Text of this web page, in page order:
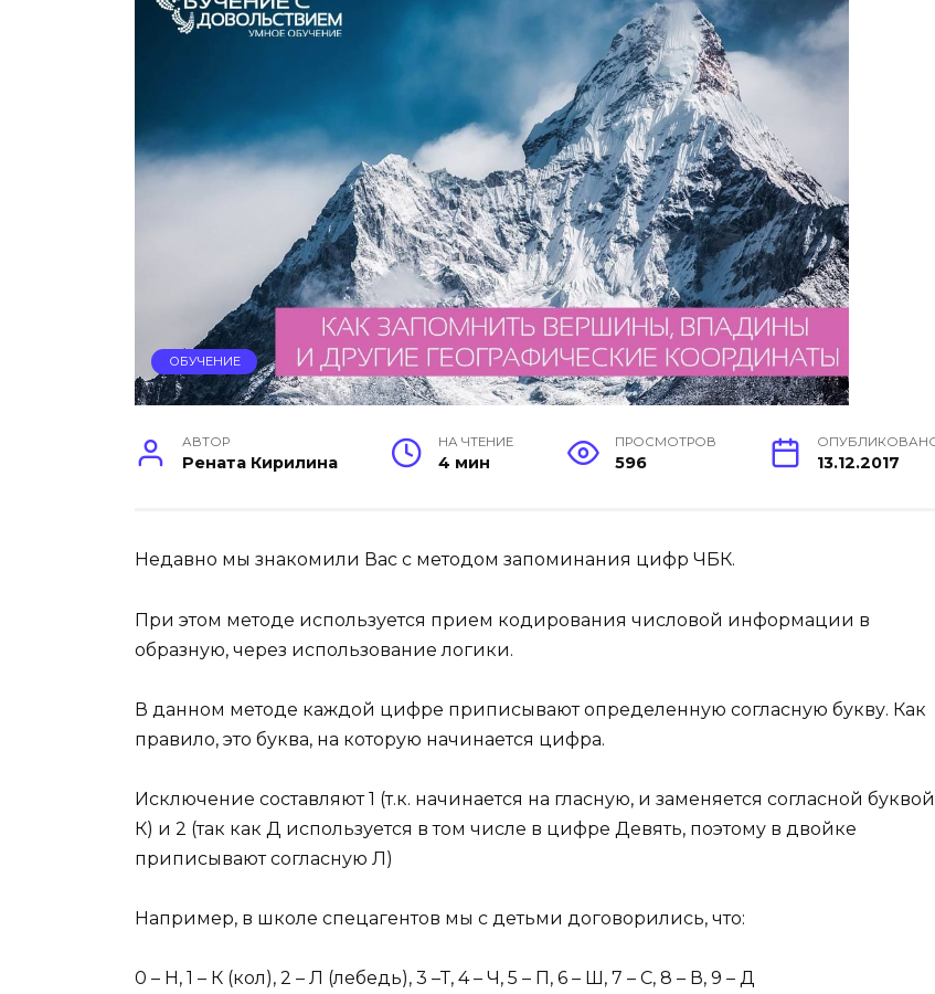
ОБУЧЕНИЕ
АВТОР
Рената Кирилина
НА ЧТЕНИЕ
4 мин
ПРОСМОТРОВ
596 13.12.2017
Недавно мы знакомили Вас с методом запоминания цифр ЧБК.
При этом методе используется прием кодирования числовой информации в
образную, через использование логики.
В данном методе каждой цифре приписывают определенную согласную букву. Как
правило, это буква, на которую начинается цифра.
Исключение составляют 1 (т.к. начинается на гласную, и заменяется согласной буквой
К) и 2 (так как Д используется в том числе в цифре Девять, поэтому в двойке
приписывают согласную Л)
Например, в школе спецагентов мы с детьми договорились, что:
0 – Н, 1 – К (кол), 2 – Л (лебедь), 3 –Т, 4 – Ч, 5 – П, 6 – Ш, 7 – С, 8 – В, 9 – Д